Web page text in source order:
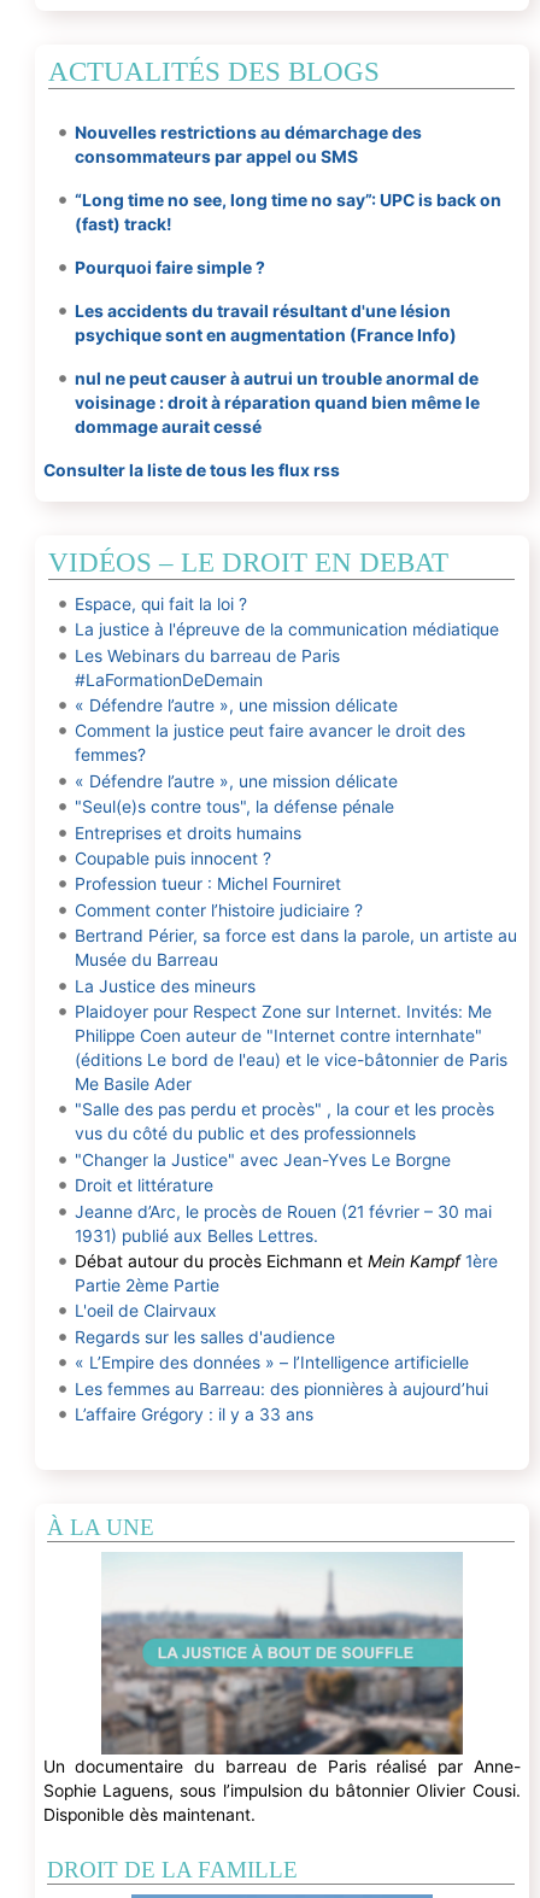
ACTUALITÉS DES BLOGS
Nouvelles restrictions au démarchage des
consommateurs par appel ou SMS
“Long time no see, long time no say”: UPC is back on
(fast) track!
Pourquoi faire simple ?
Les accidents du travail résultant d'une lésion
psychique sont en augmentation (France Info)
nul ne peut causer à autrui un trouble anormal de
voisinage : droit à réparation quand bien même le
dommage aurait cessé
Consulter la liste de tous les flux rss
VIDÉOS – LE DROIT EN DEBAT
Espace, qui fait la loi ?
La justice à l'épreuve de la communication médiatique
Les Webinars du barreau de Paris
#LaFormationDeDemain
« Défendre l’autre », une mission délicate
Comment la justice peut faire avancer le droit des
femmes?
« Défendre l’autre », une mission délicate
"Seul(e)s contre tous", la défense pénale
Entreprises et droits humains
Coupable puis innocent ?
Profession tueur : Michel Fourniret
Comment conter l’histoire judiciaire ?
Bertrand Périer, sa force est dans la parole, un artiste au
Musée du Barreau
La Justice des mineurs
Plaidoyer pour Respect Zone sur Internet. Invités: Me
Philippe Coen auteur de "Internet contre internhate"
(éditions Le bord de l'eau) et le vice-bâtonnier de Paris
Me Basile Ader
"Salle des pas perdu et procès" , la cour et les procès
vus du côté du public et des professionnels
"Changer la Justice" avec Jean-Yves Le Borgne
Droit et littérature
Jeanne d’Arc, le procès de Rouen (21 février – 30 mai
1931) publié aux Belles Lettres.
Débat autour du procès Eichmann etMein Kampf 1ère
Partie 2ème Partie
L'oeil de Clairvaux
Regards sur les salles d'audience
« L’Empire des données » – l’Intelligence artificielle
Les femmes au Barreau: des pionnières à aujourd’hui
L’affaire Grégory : il y a 33 ans
À LA UNE
Un documentaire du barreau de Paris réalisé par Anne-
Sophie Laguens, sous l’impulsion du bâtonnier Olivier Cousi.
Disponible dès maintenant.
DROIT DE LA FAMILLE